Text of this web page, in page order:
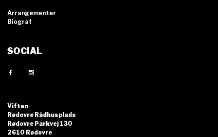
Arrangementer
Biograf
SOCIAL
Viften
Rødovre Rådhusplads
Rødovre Parkvej 130
2610 Rødovre